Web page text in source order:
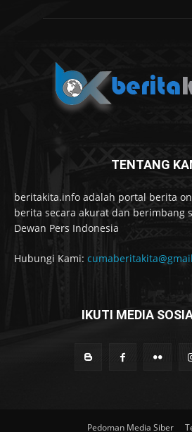
TENTANG
beritakita.info adalah portal berita
berita secara akurat dan berimbang
Dewan Pers Indonesia
Hubungi Kami:
IKUTI MEDIA
Pedoman Media Siber